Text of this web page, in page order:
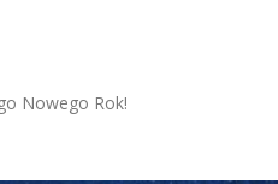
Nowego Rok!